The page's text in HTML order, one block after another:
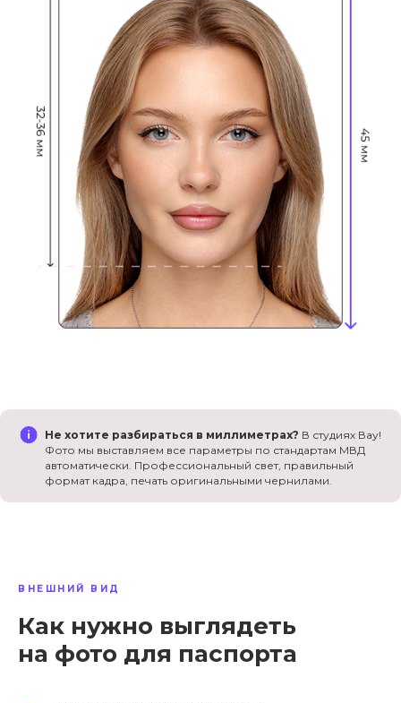
Не хотите разбираться в миллиметрах? В студиях Вау!
Фото мы выставляем все параметры по стандартам МВД
автоматически. Профессиональный свет, правильный
формат кадра, печать оригинальными чернилами.
ВНЕШНИЙ ВИД
Как нужно выглядеть
на фото для паспорта